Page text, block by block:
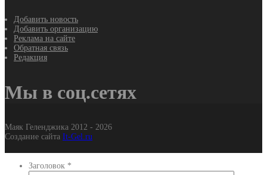
Добавить новость
Добавить организацию
Реклама на сайте
Обратная связь
Редакция
Мы в соц.сетях
Маяк Геленджика 2012 - 2026
Создание сайта It-Gel.ru
Заголовок *